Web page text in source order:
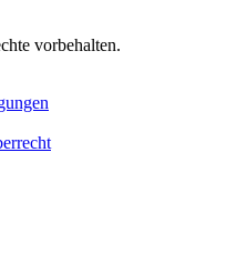
vorbehalten.